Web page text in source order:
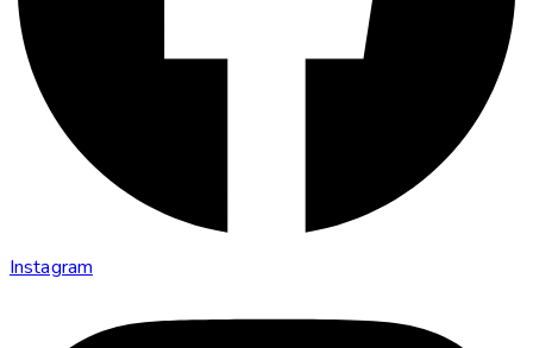
Instagram